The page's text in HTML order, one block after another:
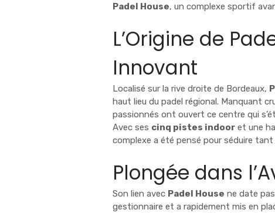
Padel House, un complexe sportif
L’Origine de
Innovant
Localisé sur la rive droite de Bordeaux,
haut lieu du padel régional. Manquant
passionnés ont ouvert ce centre qui
Avec ses cinq pistes indoor et une
complexe a été pensé pour séduire
Plongée dans
Son lien avec Padel House ne date
gestionnaire et a rapidement mis en